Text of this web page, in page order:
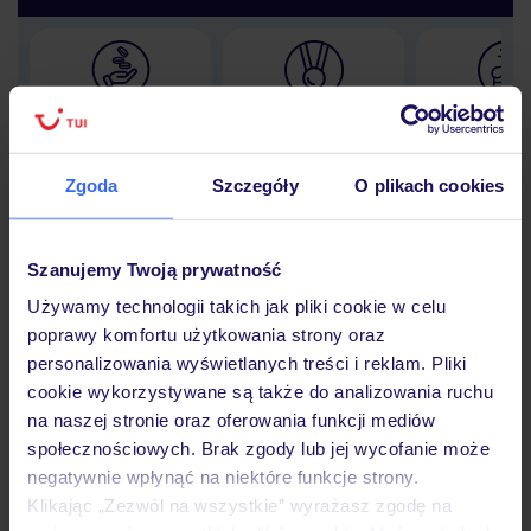
Zgoda Szczegóły O plikach cookies
Szanujemy Twoją prywatność
Używamy technologii takich jak pliki cookie w celu
poprawy komfortu użytkowania strony oraz
personalizowania wyświetlanych treści i reklam. Pliki
cookie wykorzystywane są także do analizowania ruchu
na naszej stronie oraz oferowania funkcji mediów
społecznościowych. Brak zgody lub jej wycofanie może
negatywnie wpłynąć na niektóre funkcje strony.
Klikając „Zezwól na wszystkie” wyrażasz zgodę na
Lider niskich cen 30 lat w
Hotel
Pokoje
Wyżywienie